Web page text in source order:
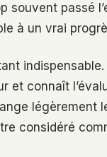
souvent passé
à un vrai
indispensable.
et connaît
légèrement
considéré